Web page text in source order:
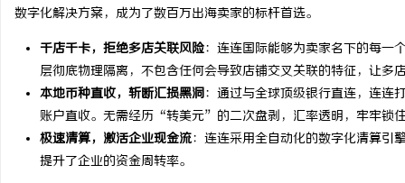
数字化解决方案，成为了数百万出海卖家的标杆首选。
千店千卡，拒绝多店关联风险：连连国际能够为卖家名下的每
层彻底物理隔离，不包含任何会导致店铺交叉关联的特征，让多
本地币种直收，斩断汇损黑洞：通过与全球顶级银行直连，连连
账户直收。无需经历“转美元”的二次盘剥，汇率透明，牢牢锁
极速清算，激活企业现金流：连连采用全自动化的数字化清算引
提升了企业的资金周转率。
面解析2828电影网：影视资源的丰富宝库
其使用指南
在线影院的崛起与未来